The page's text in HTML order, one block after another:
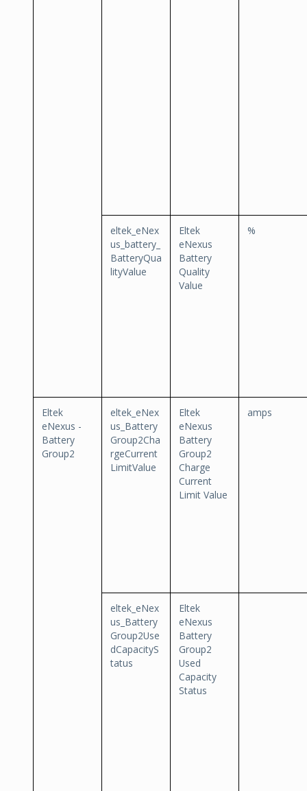
eltek_eNex
us_battery_
BatteryQua
lityValue
Eltek
eNexus
Battery
Quality
Value
%
Eltek
eNexus -
Battery
Group2
eltek_eNex
us_Battery
Group2Cha
rgeCurrent
LimitValue
Eltek
eNexus
Battery
Group2
Charge
Current
Limit Value
amps
eltek_eNex
us_Battery
Group2Use
dCapacityS
tatus
Eltek
eNexus
Battery
Group2
Used
Capacity
Status